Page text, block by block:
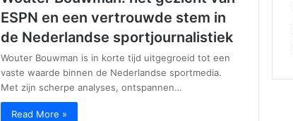
ESPN en een vertrouwde stem in
de Nederlandse sportjournalistiek
Wouter Bouwman is in korte tijd uitgegroeid tot een
vaste waarde binnen de Nederlandse sportmedia.
Met zijn scherpe analyses, ontspannen…
Read More »